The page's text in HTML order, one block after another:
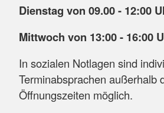
Dienstag von 09.00 - 12:00
Mittwoch von 13:00 - 16:00
In sozialen Notlagen sind
Terminabsprachen außerhalb
Öffnungszeiten möglich.